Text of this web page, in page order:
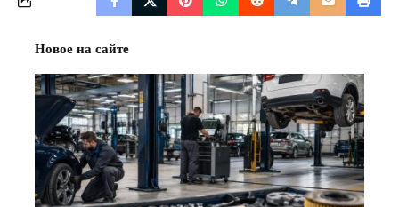
Новое на сайте